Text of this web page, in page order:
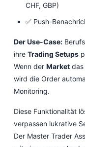
CHF, GBP)
✅ Push-
Der Use-Case:
ihre Trading Setups
Wenn der Market das
wird die Order
Monitoring.
Diese Funktionalität
verpassen lukrative
Der Master Trader